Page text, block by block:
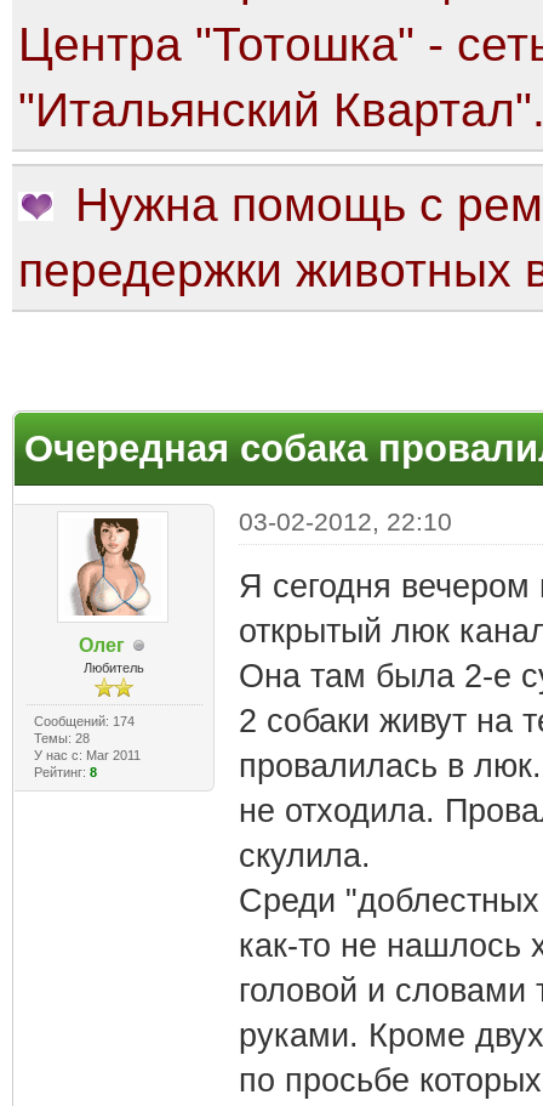
Центра "Тотошка" -
"Итальянский
Нужна помощь с
передержки животных
Очередная собака
Олег
Любитель
Сообщений: 174
Темы: 28
У нас с: Mar 2011
Рейтинг: 8
03-02-2012, 22:10
Я сегодня вечером
открытый люк
Она там была 2-е
2 собаки живут на
провалилась в
не отходила.
скулила.
Среди
как-то не нашлось
головой и словами
руками. Кроме
по просьбе